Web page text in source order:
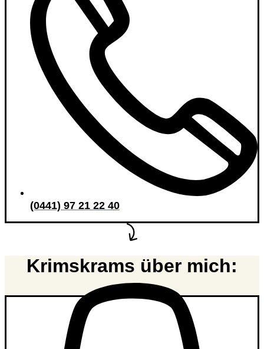
(0441) 97 21 22 40
Krimskrams über mich: